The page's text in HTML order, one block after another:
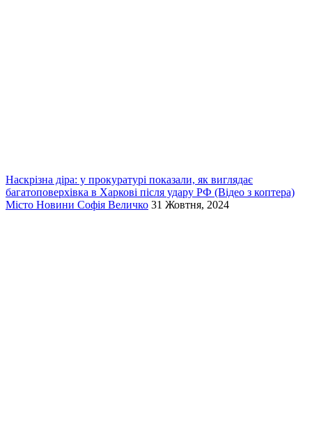
Наскрізна діра: у прокуратурі показали, як виглядає
багатоповерхівка в Харкові після удару РФ (Відео з коптера)
Місто Новини Софія Величко 31 Жовтня, 2024